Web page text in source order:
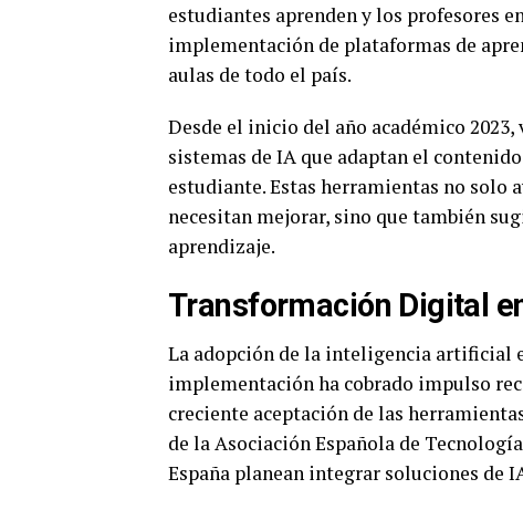
estudiantes aprenden y los profesores
implementación de plataformas de
aulas de todo el país.
Desde el inicio del año académico
sistemas de IA que adaptan el
estudiante. Estas herramientas no solo
necesitan mejorar, sino que también
aprendizaje.
Transformación Digital
La adopción de la inteligencia artificial
implementación ha cobrado impulso
creciente aceptación de las
de la Asociación Española de
España planean integrar soluciones de